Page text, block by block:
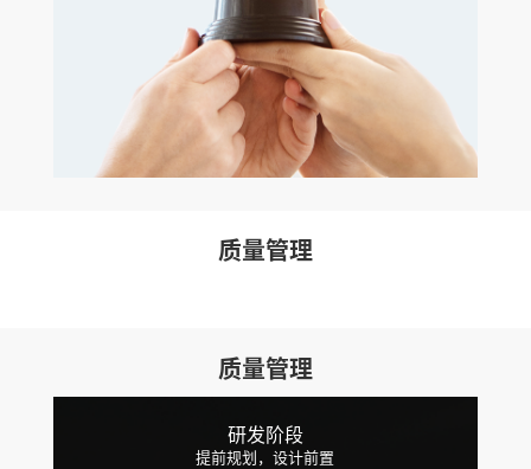
质量管理
质量管理
研发阶段
提前规划，设计前置